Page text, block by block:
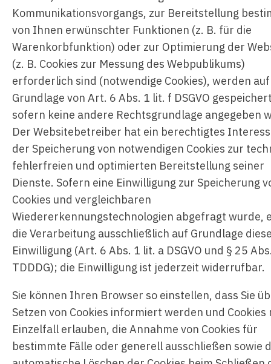
Kommunikationsvorgangs, zur Bereitstellung
von Ihnen erwünschter Funktionen (z. B. für die
Warenkorbfunktion) oder zur Optimierung der
(z. B. Cookies zur Messung des Webpublikums)
erforderlich sind (notwendige Cookies), werden auf
Grundlage von Art. 6 Abs. 1 lit. f DSGVO
sofern keine andere Rechtsgrundlage angegeben
Der Websitebetreiber hat ein berechtigtes
der Speicherung von notwendigen Cookies zur
fehlerfreien und optimierten Bereitstellung seiner
Dienste. Sofern eine Einwilligung zur Speicherung
Cookies und vergleichbaren
Wiedererkennungstechnologien abgefragt wurde,
die Verarbeitung ausschließlich auf Grundlage
Einwilligung (Art. 6 Abs. 1 lit. a DSGVO und § 25
TDDDG); die Einwilligung ist jederzeit widerrufbar.
Sie können Ihren Browser so einstellen, dass Sie
Setzen von Cookies informiert werden und Cookies
Einzelfall erlauben, die Annahme von Cookies für
bestimmte Fälle oder generell ausschließen sowie